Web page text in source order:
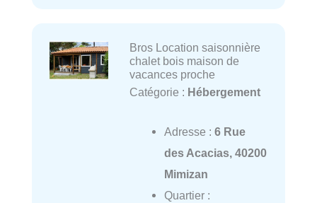
Bros Location saisonnière
chalet bois maison de
vacances proche
Catégorie : Hébergement
Adresse : 6 Rue
des Acacias, 40200
Mimizan
Quartier :